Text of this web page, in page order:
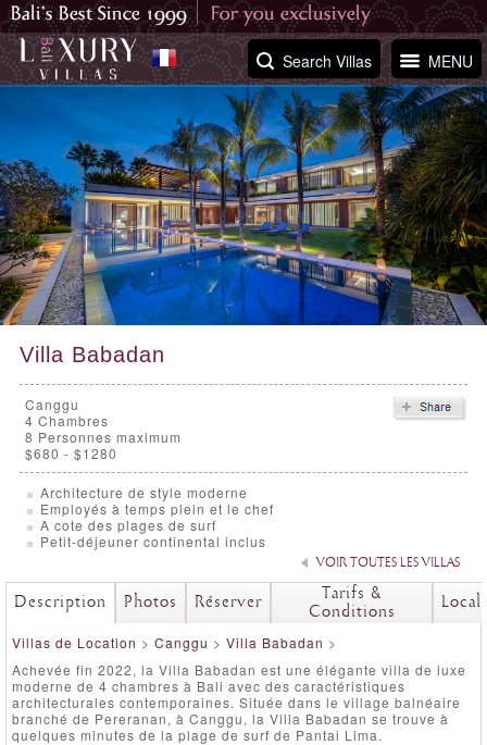
MENU
Search Villas
Villa Babadan
Canggu
4 Chambres
8 Personnes maximum
$680 - $1280
Architecture de style moderne
Employés à temps plein et le chef
A cote des plages de surf
Petit-déjeuner continental inclus
VOIR TOUTES LES VILLAS
Description Photos Réserver
Tarifs &
Conditions
Villas de Location > Canggu > Villa Babadan >
Achevée fin 2022, la Villa Babadan est une élégante villa de luxe
moderne de 4 chambres à Bali avec des caractéristiques
architecturales contemporaines. Située dans le village balnéaire
branché de Pereranan, à Canggu, la Villa Babadan se trouve à
quelques minutes de la plage de surf de Pantai Lima.